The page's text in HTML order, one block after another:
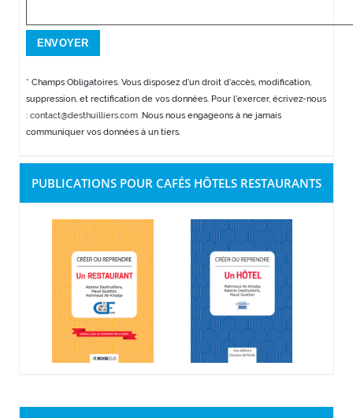
* Champs Obligatoires. Vous disposez d'un droit d'accès, modification,
suppression, et rectification de vos données. Pour l'exercer, écrivez-nous
: contact@desthuilliers.com.Nous nous engageons à ne jamais
communiquer vos données à un tiers.
PUBLICATIONS POUR CAFÉS HÔTELS RESTAURANTS